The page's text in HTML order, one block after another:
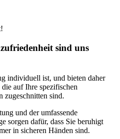
sind uns
individuell ist, und bieten daher
die auf Ihre spezifischen
zugeschnitten sind.
und der umfassende
sorgen dafür, dass Sie beruhigt
in sicheren Händen sind.